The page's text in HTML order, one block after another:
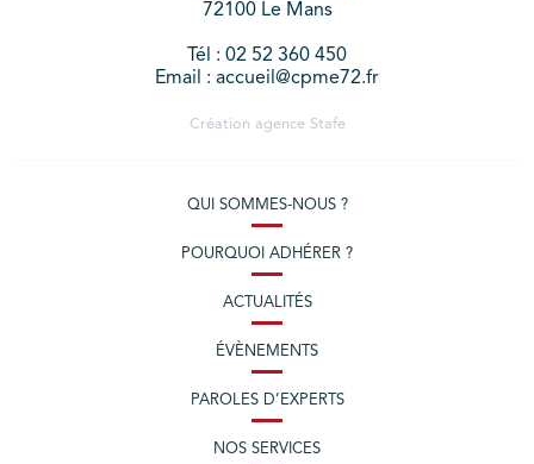
72100 Le Mans
Tél : 02 52 360 450
Email : accueil@cpme72.fr
Création agence Stafe
QUI SOMMES-NOUS ?
POURQUOI ADHÉRER ?
ACTUALITÉS
ÉVÈNEMENTS
PAROLES D’EXPERTS
NOS SERVICES